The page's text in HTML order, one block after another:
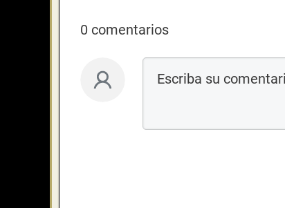
0 comentarios